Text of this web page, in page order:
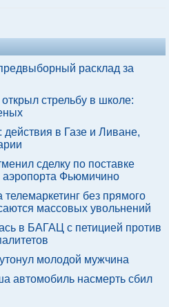
расклад за
стрельбу в школе:
в Газе и Ливане,
сделку по поставке
аэропорта Фьюмичино
без прямого
массовых увольнений
в БАГАЦ с петицией против
молодой мужчина
автомобиль насмерть сбил